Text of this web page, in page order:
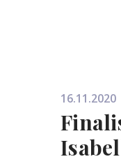
16.11.2020